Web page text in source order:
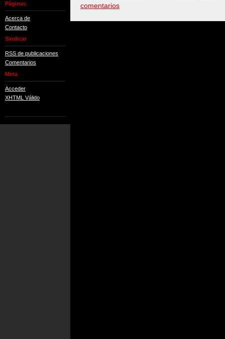
Páginas
Acerca de
Contacto
Sindicar
RSS de publicaciones
Comentarios
Meta
Acceder
XHTML Válido
comentarios